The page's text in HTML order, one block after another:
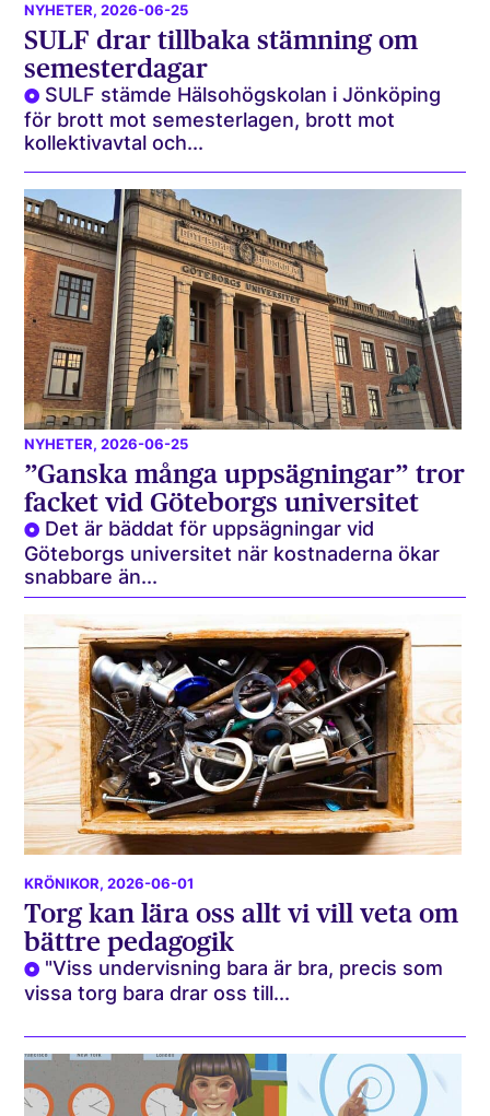
NYHETER, 2026-06-25
SULF drar tillbaka stämning om
semesterdagar
SULF stämde Hälsohögskolan i Jönköping
för brott mot semesterlagen, brott mot
kollektivavtal och...
NYHETER, 2026-06-25
”Ganska många uppsägningar” tror
facket vid Göteborgs universitet
Det är bäddat för uppsägningar vid
Göteborgs universitet när kostnaderna ökar
snabbare än...
KRÖNIKOR, 2026-06-01
Torg kan lära oss allt vi vill veta om
bättre pedagogik
"Viss undervisning bara är bra, precis som
vissa torg bara drar oss till...